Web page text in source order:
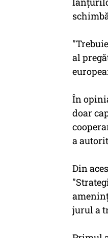
al
În
doar
a
Din
jurul a